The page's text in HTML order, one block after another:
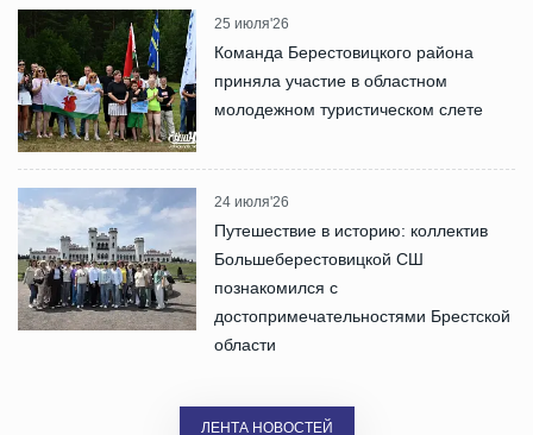
25 июля'26
Команда Берестовицкого района
приняла участие в областном
молодежном туристическом слете
24 июля'26
Путешествие в историю: коллектив
Большеберестовицкой СШ
познакомился с
достопримечательностями Брестской
области
ЛЕНТА НОВОСТЕЙ